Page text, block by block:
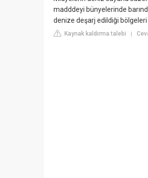
madddeyi bünyelerinde
denize deşarj edildiği
Kaynak kaldırma talebi |